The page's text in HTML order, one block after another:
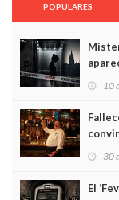
POPULARES
10
30
El